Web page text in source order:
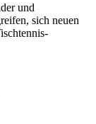
und
sich neuen